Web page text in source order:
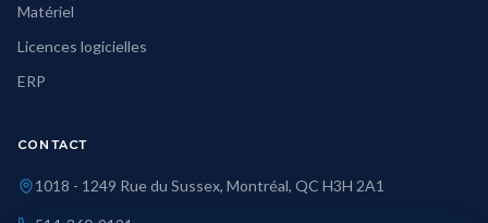
Matériel
Licences logicielles
ERP
CONTACT
1018 - 1249 Rue du Sussex, Montréal, QC H3H 2A1